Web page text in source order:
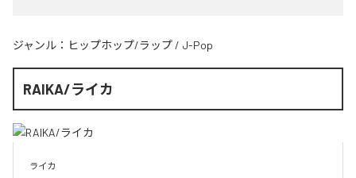
ジャンル： ヒップホップ/ラップ / J-Pop
RAIKA/ライカ
ライカ